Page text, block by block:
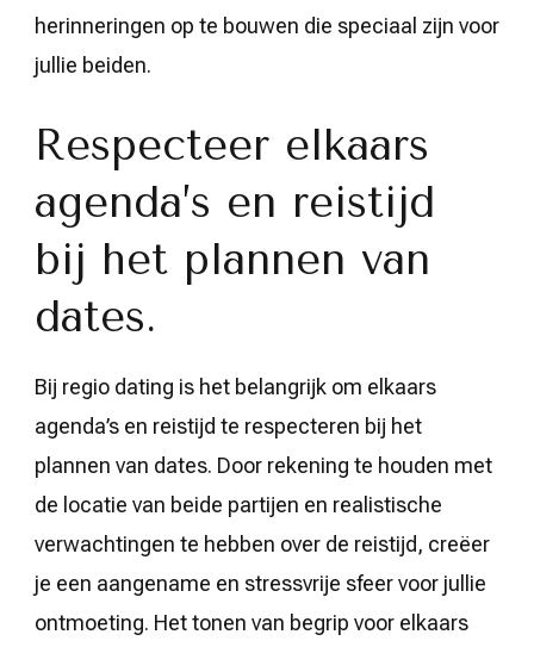
herinneringen op te bouwen die speciaal zijn voor
jullie beiden.
Respecteer elkaars
agenda’s en reistijd
bij het plannen van
dates.
Bij regio dating is het belangrijk om elkaars
agenda’s en reistijd te respecteren bij het
plannen van dates. Door rekening te houden met
de locatie van beide partijen en realistische
verwachtingen te hebben over de reistijd, creëer
je een aangename en stressvrije sfeer voor jullie
ontmoeting. Het tonen van begrip voor elkaars